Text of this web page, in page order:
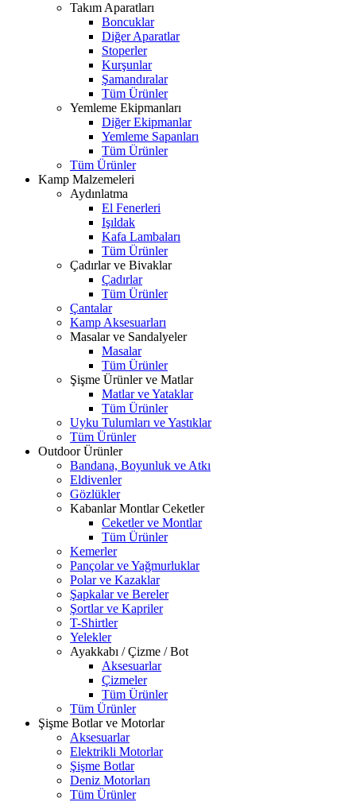
Takım Aparatları
Boncuklar
Diğer Aparatlar
Stoperler
Kurşunlar
Şamandıralar
Tüm Ürünler
Yemleme Ekipmanları
Diğer Ekipmanlar
Yemleme Sapanları
Tüm Ürünler
Tüm Ürünler
Kamp Malzemeleri
Aydınlatma
El Fenerleri
Işıldak
Kafa Lambaları
Tüm Ürünler
Çadırlar ve Bivaklar
Çadırlar
Tüm Ürünler
Çantalar
Kamp Aksesuarları
Masalar ve Sandalyeler
Masalar
Tüm Ürünler
Şişme Ürünler ve Matlar
Matlar ve Yataklar
Tüm Ürünler
Uyku Tulumları ve Yastıklar
Tüm Ürünler
Outdoor Ürünler
Bandana, Boyunluk ve Atkı
Eldivenler
Gözlükler
Kabanlar Montlar Ceketler
Ceketler ve Montlar
Tüm Ürünler
Kemerler
Pançolar ve Yağmurluklar
Polar ve Kazaklar
Şapkalar ve Bereler
Şortlar ve Kapriler
T-Shirtler
Yelekler
Ayakkabı / Çizme / Bot
Aksesuarlar
Çizmeler
Tüm Ürünler
Tüm Ürünler
Şişme Botlar ve Motorlar
Aksesuarlar
Elektrikli Motorlar
Şişme Botlar
Deniz Motorları
Tüm Ürünler